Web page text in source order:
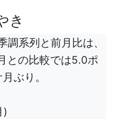
き
系列と前月比は、
との比較では5.0ポ
ぶり。
)